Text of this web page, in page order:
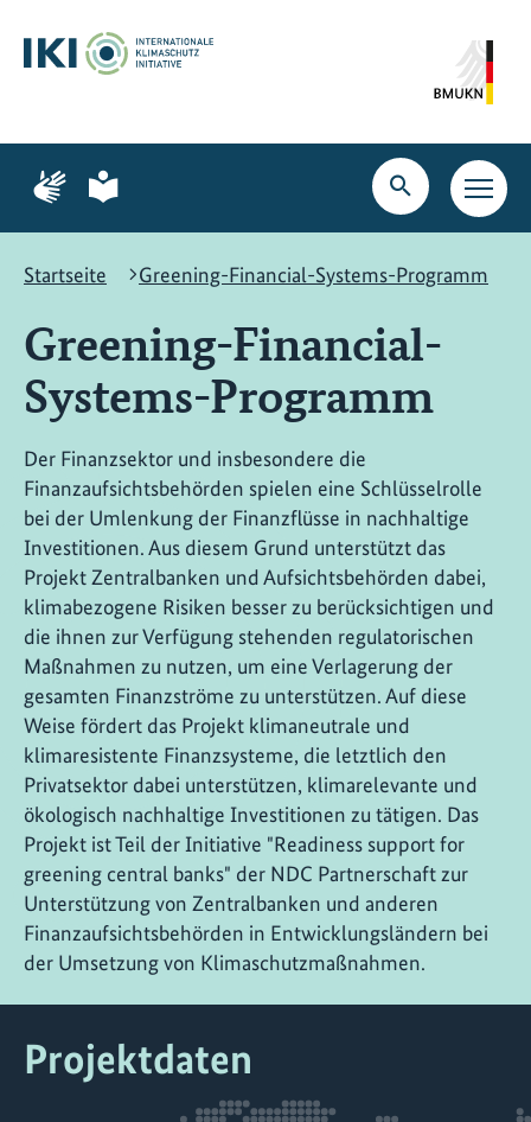
Hauptinhalt
springen
Suche
springen
Hauptnavigation
springen
Zur
Seite
Gebärdensprache
Zur
Seite
leichte
Suche
öffnen
Startseite
Greening-Financial-Systems-Programm
Greening-Financial-
Systems-Programm
Der Finanzsektor und insbesondere die
Finanzaufsichtsbehörden spielen eine Schlüsselrolle
bei der Umlenkung der Finanzflüsse in nachhaltige
Investitionen. Aus diesem Grund unterstützt das
Projekt Zentralbanken und Aufsichtsbehörden dabei,
klimabezogene Risiken besser zu berücksichtigen und
die ihnen zur Verfügung stehenden regulatorischen
Maßnahmen zu nutzen, um eine Verlagerung der
gesamten Finanzströme zu unterstützen. Auf diese
Weise fördert das Projekt klimaneutrale und
klimaresistente Finanzsysteme, die letztlich den
Privatsektor dabei unterstützen, klimarelevante und
ökologisch nachhaltige Investitionen zu tätigen. Das
Projekt ist Teil der Initiative "Readiness support for
greening central banks" der NDC Partnerschaft zur
Unterstützung von Zentralbanken und anderen
Finanzaufsichtsbehörden in Entwicklungsländern bei
der Umsetzung von Klimaschutzmaßnahmen.
Projektdaten